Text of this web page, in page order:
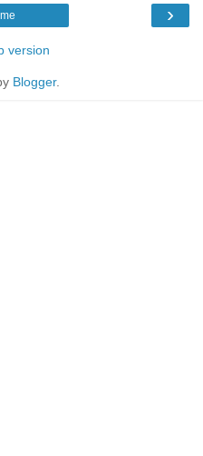
›
version
Blogger.